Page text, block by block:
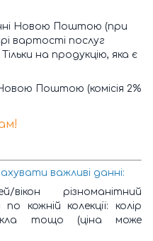
Новою Поштою (при
вартості послуг
на продукцію, яка є
Поштою (комісія 2%
важливі данні:
різноманітний
кожній колекції: колір
тощо (ціна може